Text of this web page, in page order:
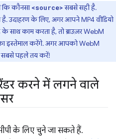
कि कौनसा<source>सबसे सही है.
उदाहरण के लिए, अगर आपने MP4 वीडियो
साथ काम करता है, तो ब्राउज़र WebM
इस्तेमाल करेंगे. अगर आपको WebM
सबसे पहले तय करें!
करने में लगने वाले
के लिए चुने जा सकते हैं.